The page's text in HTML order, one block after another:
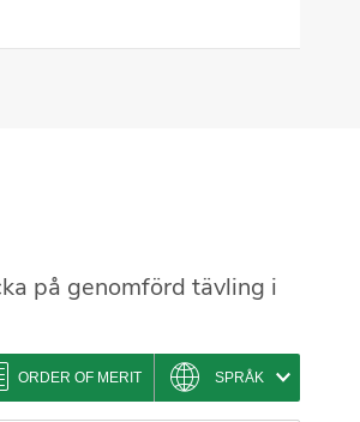
på genomförd tävling i
ORDER OF MERIT SPRÅK